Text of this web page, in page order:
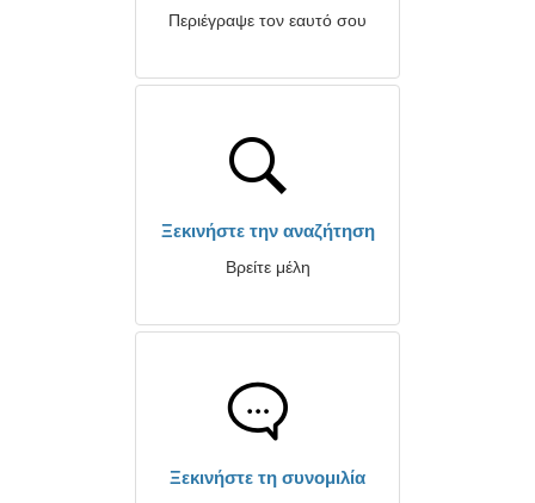
Περιέγραψε τον εαυτό σου
Ξεκινήστε την αναζήτηση
Βρείτε μέλη
Ξεκινήστε τη συνομιλία